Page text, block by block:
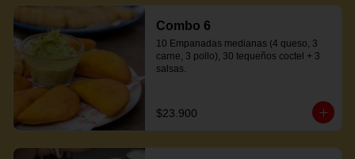
Combo 6
10 Empanadas medianas (4 queso, 3
carne, 3 pollo), 30 tequeños coctel + 3
salsas.
$23.900